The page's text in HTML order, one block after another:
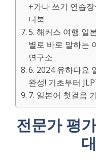
+가나 쓰기 연습
니북
5. 해커스 여행 일
별로 바로 말하는
연구소
6. 2024 유하다요
완성! 기초부터
7. 일본어 첫걸음
전문가 평